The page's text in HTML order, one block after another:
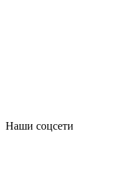
Наши соцсети